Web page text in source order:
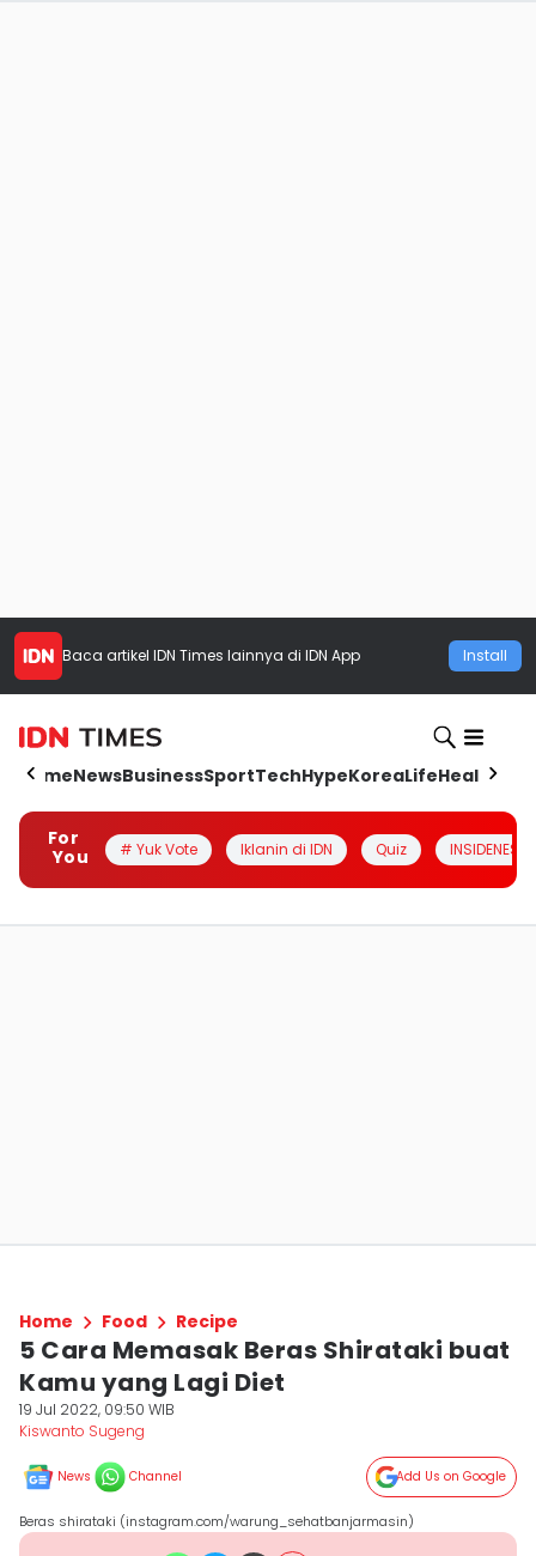
Baca artikel IDN Times lainnya di IDN App Install
HomeNewsBusinessSportTechHypeKoreaLifeHealth
For
You
# Yuk Vote Iklanin di IDN Quiz INSIDENESIA
Home Food Recipe
5 Cara Memasak Beras Shirataki buat
Kamu yang Lagi Diet
19 Jul 2022, 09:50 WIB
Kiswanto Sugeng
News Channel Add Us on Google
Beras shirataki (instagram.com/warung_sehatbanjarmasin)